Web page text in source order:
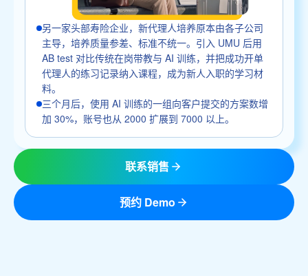
另一家头部寿险企业，新代理人培养原本由各子公司
主导，培养质量参差、标准不统一。引入 UMU 后用
AB test 对比传统在岗带教与 AI 训练，并把成功开单
代理人的练习记录纳入课程，成为新人入职的学习材
料。
三个月后，使用 AI 训练的一组向客户提交的方案数增
加 30%，账号也从 2000 扩展到 7000 以上。
联系销售
预约 Demo